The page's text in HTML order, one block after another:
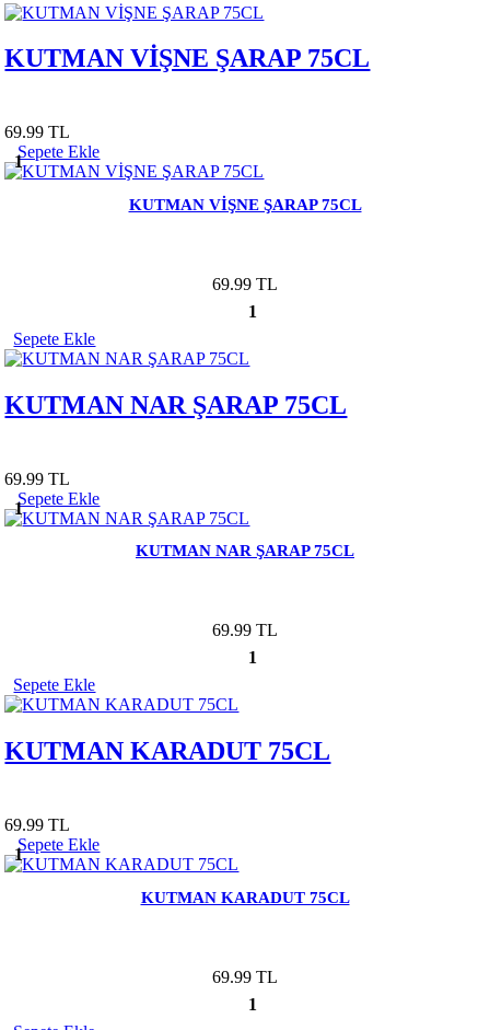
KUTMAN VİŞNE ŞARAP 75CL
69.99 TL
1
Sepete Ekle
KUTMAN VİŞNE ŞARAP 75CL
69.99 TL
1
Sepete Ekle
KUTMAN NAR ŞARAP 75CL
69.99 TL
1
Sepete Ekle
KUTMAN NAR ŞARAP 75CL
69.99 TL
1
Sepete Ekle
KUTMAN KARADUT 75CL
69.99 TL
1
Sepete Ekle
KUTMAN KARADUT 75CL
69.99 TL
1